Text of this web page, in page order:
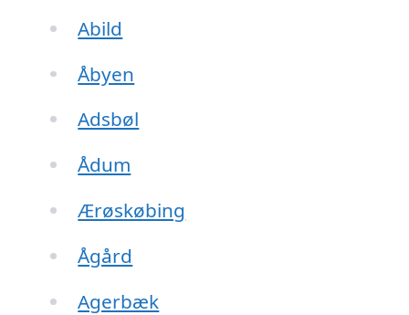
Abild
Åbyen
Adsbøl
Ådum
Ærøskøbing
Ågård
Agerbæk